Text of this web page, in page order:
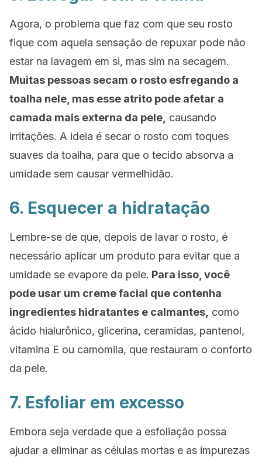
Agora, o problema que faz com que seu rosto
fique com aquela sensação de repuxar pode não
estar na lavagem em si, mas sim na secagem.
Muitas pessoas secam o rosto esfregando a
toalha nele, mas esse atrito pode afetar a
camada mais externa da pele, causando
irritações. A ideia é secar o rosto com toques
suaves da toalha, para que o tecido absorva a
umidade sem causar vermelhidão.
6. Esquecer a hidratação
Lembre-se de que, depois de lavar o rosto, é
necessário aplicar um produto para evitar que a
umidade se evapore da pele. Para isso, você
pode usar um creme facial que contenha
ingredientes hidratantes e calmantes, como
ácido hialurônico, glicerina, ceramidas, pantenol,
vitamina E ou camomila, que restauram o conforto
da pele.
7. Esfoliar em excesso
Embora seja verdade que a esfoliação possa
ajudar a eliminar as células mortas e as impurezas